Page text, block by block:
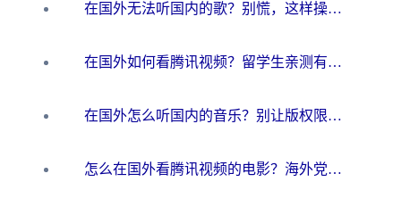
在国外无法听国内的歌？别慌，这样操作就能畅听QQ音乐（附亲测加速器推荐）
在国外如何看腾讯视频？留学生亲测有效的回国加速方案
在国外怎么听国内的音乐？别让版权限制断了你的华语歌单
怎么在国外看腾讯视频的电影？海外党亲测有效的回国加速指南